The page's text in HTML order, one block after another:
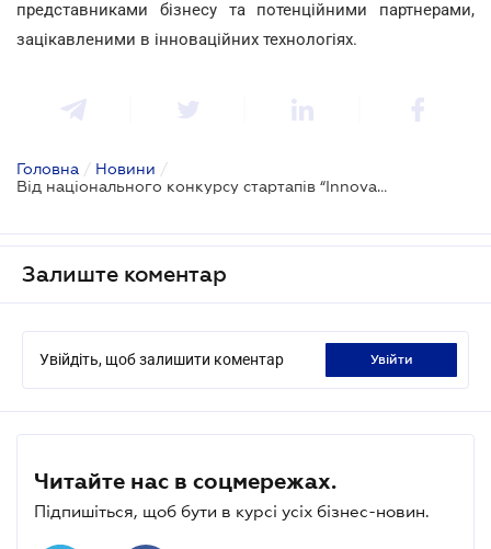
представниками бізнесу та потенційними партнерами,
зацікавленими в інноваційних технологіях.
Головна / Новини /
Від національного конкурсу стартапів “Innovation-2019” до міжнародного саміту “Lisbon Beyond Summit 2019”
Залиште коментар
Увійдіть, щоб залишити коментар увійти
Читайте нас в соцмережах.
Підпишіться, щоб бути в курсі усіх бізнес-новин.